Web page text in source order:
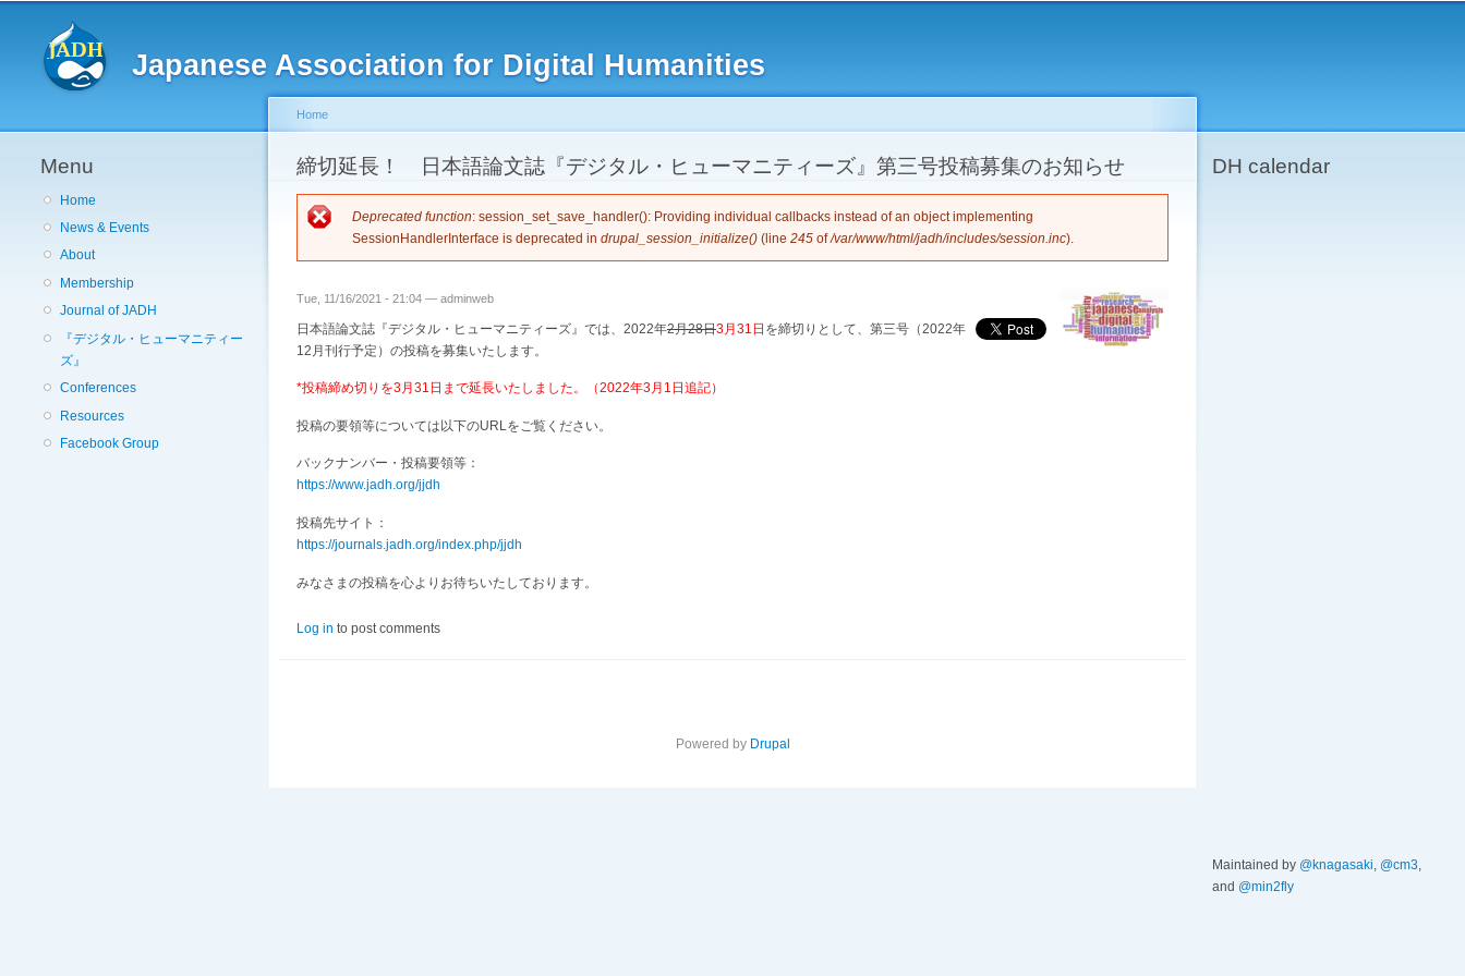
content
Japanese Association for Digital Humanities
Menu
Home
News & Events
About
Membership
Journal of JADH
『デジタル・ヒューマニティー
ズ』
Conferences
Resources
Facebook Group
You are here
Home
締切延長！ 日本語論文誌『デジタル・ヒューマニティーズ』第三号投稿募集のお知らせ
Error message
Deprecated function: session_set_save_handler(): Providing individual callbacks instead of an object implementing
SessionHandlerInterface is deprecated in drupal_session_initialize() (line 245 of/var/www/html/jadh/includes/session.inc).
Tue, 11/16/2021 - 21:04 — adminweb
日本語論文誌『デジタル・ヒューマニティーズ』では、2022年2月28日3月31日 を締切りとして、第三号（2022年
12月刊行予定）の投稿を募集いたします。
*投稿締め切りを3月31日まで延長いたしました。（2022年3月1日追記）
投稿の要領等については以下のURLをご覧ください。
バックナンバー・投稿要領等：
https://www.jadh.org/jjdh
投稿先サイト：
https://journals.jadh.org/index.php/jjdh
みなさまの投稿を心よりお待ちいたしております。
Log in to post comments
Powered by Drupal
DH calendar
Maintained by @knagasaki, @cm3,
and @min2fly